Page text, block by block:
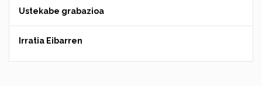
Ustekabe grabazioa
Irratia Eibarren